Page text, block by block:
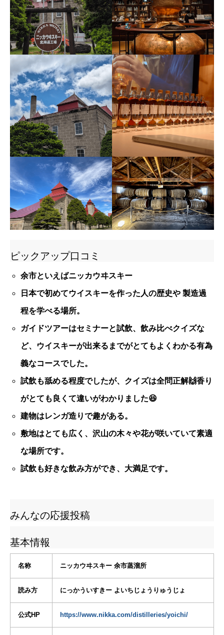
ピックアップ口コミ
余市といえばニッカウヰスキー
日本で初めてウイスキーを作った人の歴史や 製造過
程を学べる場所。
ガイドツアーはセミナーと試飲、飲み比べクイズな
ど、ウイスキーが出来るまでがとてもよくわかる有為
義なコースでした。
試飲も舐める程度でしたが、クイズは全問正解🙌香り
がとても良くて違いがわかりました😆
建物はレンガ造りで趣がある。
敷地はとても広く、沢山の木々や花が咲いていて素適
な場所です。
試飲も好きな飲み方ができ、大満足です。
みんなの応援投稿
基本情報
名称 ニッカウヰスキー 余市蒸溜所
読み方 にっかういすきー よいちじょうりゅうじょ
公式HP https://www.nikka.com/distilleries/yoichi/